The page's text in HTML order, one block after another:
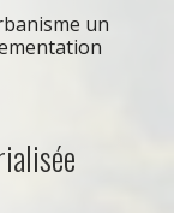
un